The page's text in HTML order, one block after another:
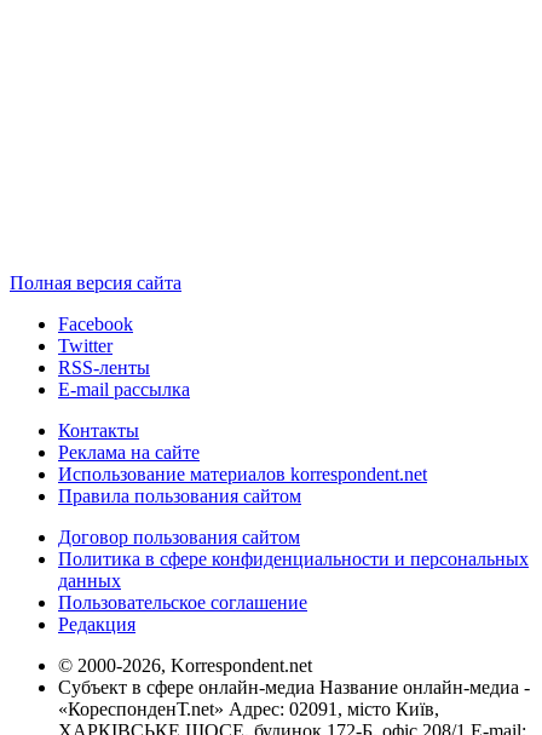
Полная версия сайта
Facebook
Twitter
RSS-ленты
E-mail рассылка
Контакты
Реклама на сайте
Использование материалов korrespondent.net
Правила пользования сайтом
Договор пользования сайтом
Политика в сфере конфиденциальности и персональных
данных
Пользовательское соглашение
Редакция
© 2000-2026, Korrespondent.net
Субъект в сфере онлайн-медиа Название онлайн-медиа -
«КореспонденТ.net» Адрес: 02091, місто Київ,